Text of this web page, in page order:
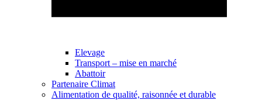
Elevage
Transport – mise en marché
Abattoir
Partenaire Climat
Alimentation de qualité, raisonnée et durable